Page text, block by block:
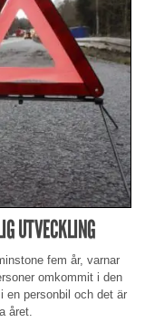
UTVECKLING
fem år, varnar
omkommit i den
en personbil och det är
året.